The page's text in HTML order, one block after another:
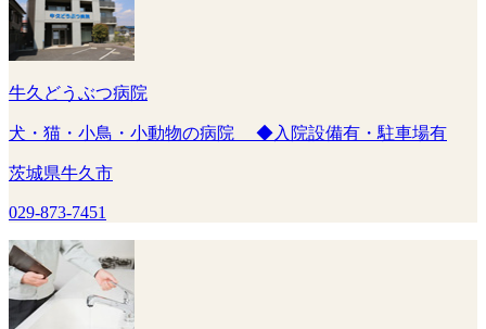
牛久どうぶつ病院
犬・猫・小鳥・小動物の病院 ◆入院設備有・駐車場有
茨城県牛久市
029-873-7451